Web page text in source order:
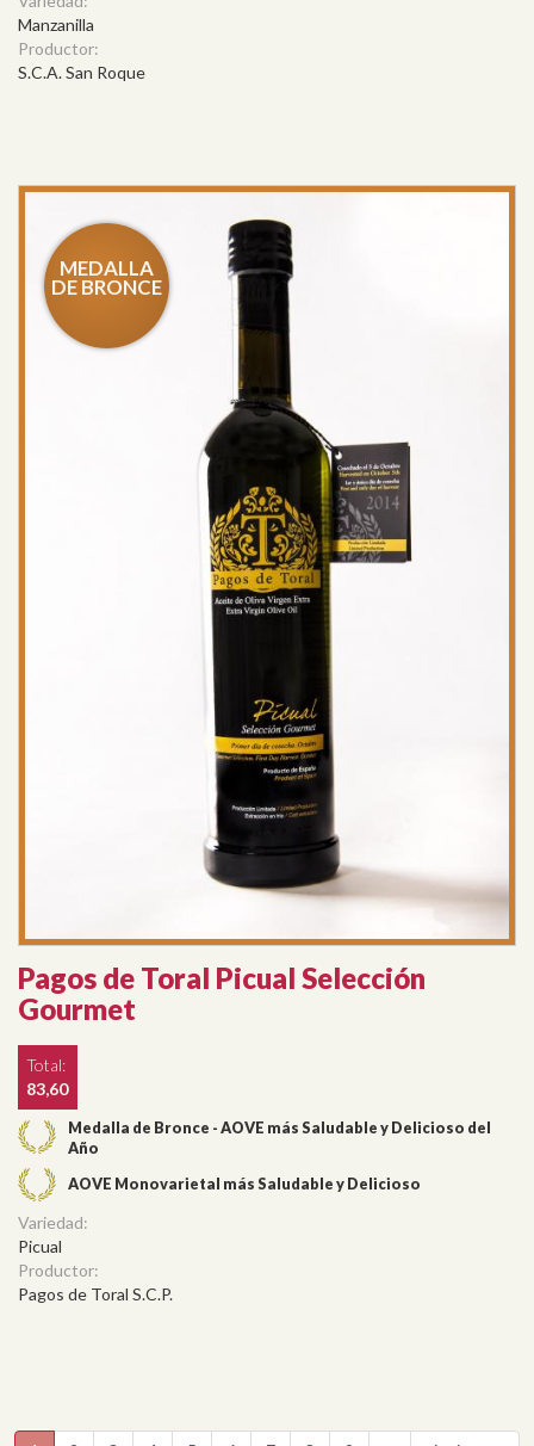
Manzanilla
Productor:
S.C.A. San Roque
Pagos de Toral Picual Selección
Gourmet
Total:
83,60
Medalla de Bronce - AOVE más Saludable y Delicioso del
Año
AOVE Monovarietal más Saludable y Delicioso
Variedad:
Picual
Productor:
Pagos de Toral S.C.P.